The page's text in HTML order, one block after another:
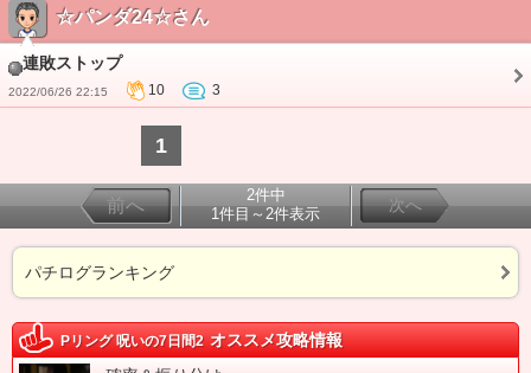
☆パンダ24☆さん
連敗ストップ
2022/06/26 22:15 10 3
1
前へ
2件中
1件目～2件表示
次へ
パチログランキング
Pリング 呪いの7日間2 オススメ攻略情報